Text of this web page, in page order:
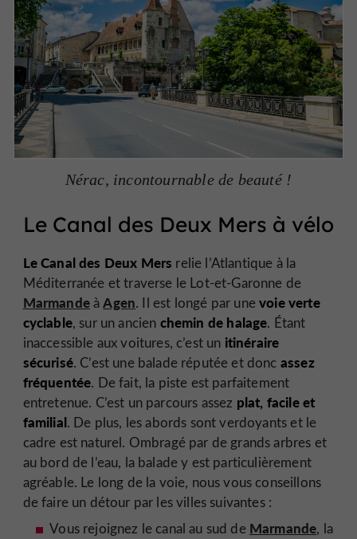
Nérac, incontournable de beauté !
Le Canal des Deux Mers à vélo
Le Canal des Deux Mers relie l’Atlantique à la
Méditerranée et traverse le Lot-et-Garonne de
MarmandeàAgen. Il est longé par unevoie verte
cyclable, sur un ancien chemin de halage. Étant
inaccessible aux voitures, c’est un itinéraire
sécurisé. C’est une balade réputée et donc assez
fréquentée. De fait, la piste est parfaitement
entretenue. C’est un parcours assez plat, facile et
familial. De plus, les abords sont verdoyants et le
cadre est naturel. Ombragé par de grands arbres et
au bord de l’eau, la balade y est particulièrement
agréable. Le long de la voie, nous vous conseillons
de faire un détour par les villes suivantes :
Vous rejoignez le canal au sud de Marmande, la